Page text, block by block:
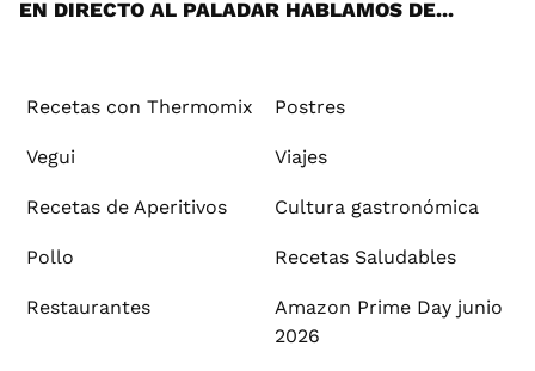
EN DIRECTO AL PALADAR HABLAMOS DE...
Recetas con Thermomix Postres
Vegui Viajes
Recetas de Aperitivos Cultura gastronómica
Pollo Recetas Saludables
Restaurantes
Amazon Prime Day junio
2026